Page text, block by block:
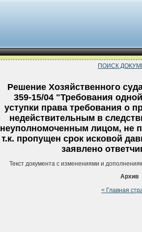
ПОИСК
Решение Хозяйственного
359-15/04 "Требования
уступки права требования о
недействительным в
неуполномоченным лицом, не
т.к. пропущен срок исковой
заявлено
Текст документа с изменениями и
Архив
< Главная